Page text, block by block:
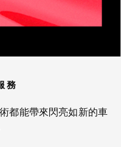
務
都能帶來閃亮如新的車